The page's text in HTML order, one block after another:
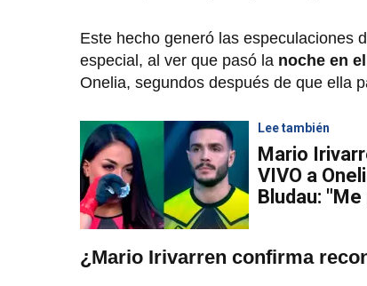
Este hecho generó las especulaciones
especial, al ver que pasó la noche en
Onelia, segundos después de que ella
Lee también
Mario
VIVO a
Bludau:
¿Mario Irivarren confirma